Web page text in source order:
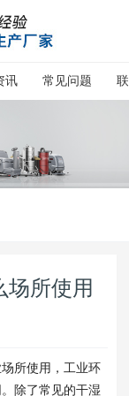
讯 常见问题
场所使用
所使用，工业环
除了常见的干湿